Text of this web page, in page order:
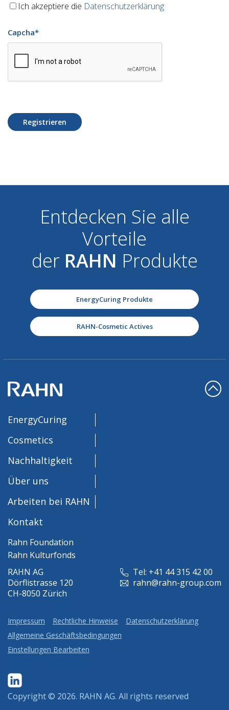
Ich akzeptiere die Datenschutzerklärung
Capcha*
Registrieren
Entdecken Sie alle
Vorteile
der RAHN Produkte
EnergyCuring Produkte
RAHN-Cosmetic Actives
RAHN AG
Dörflistrasse 120
CH-8050 Zürich
Tel: +41 44 315 42 00
rahn@rahn-group.com
EnergyCuring
Cosmetics
Nachhaltigkeit
Über uns
Arbeiten bei RAHN
Kontakt
Rahn Foundation
Rahn Kulturfonds
Impressum Rechtliche Hinweise
Datenschutzerklärung
Allgemeine Geschäftsbedingungen
Einstellungen Bearbeiten
Copyright © 2026. RAHN AG. All rights reserved